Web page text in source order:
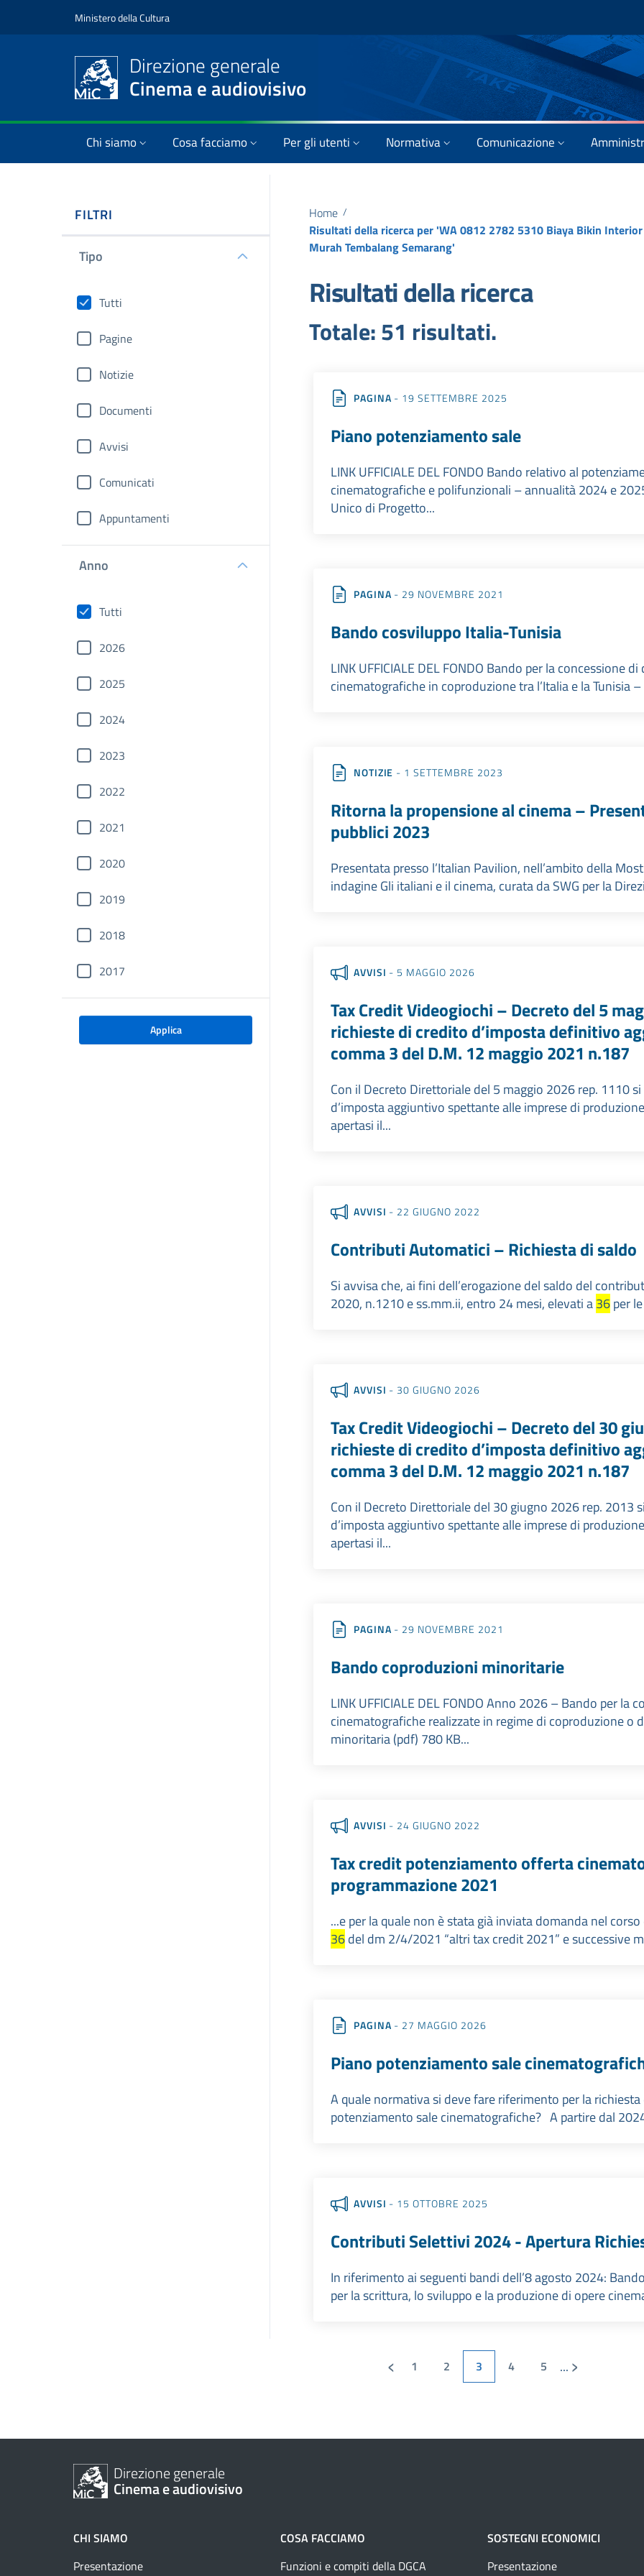
Ministero della Cultura
Direzione generale
Cinema e audiovisivo
Chi siamo Cosa facciamo Per gli utenti Normativa Comunicazione
FILTRI
Tipo
Tutti
Pagine
Notizie
Documenti
Avvisi
Comunicati
Appuntamenti
Anno
Tutti
2026
2025
2024
2023
2022
2021
2020
2019
2018
2017
Applica
Home /
Risultati della ricerca per 'WA 0812 2782 5310 Biaya Bikin
Murah Tembalang Semarang'
Risultati della ricerca
Totale: 51 risultati.
PAGINA - 19 SETTEMBRE 2025
Piano potenziamento sale
LINK UFFICIALE DEL FONDO Bando relativo al
cinematografiche e polifunzionali – annualità 2024 e
Unico di Progetto...
PAGINA - 29 NOVEMBRE 2021
Bando cosviluppo Italia-Tunisia
LINK UFFICIALE DEL FONDO Bando per la concessione
cinematografiche in coproduzione tra l’Italia e la Tunisia
NOTIZIE - 1 SETTEMBRE 2023
Ritorna la propensione al cinema –
pubblici 2023
Presentata presso l’Italian Pavilion, nell’ambito della
indagine Gli italiani e il cinema, curata da SWG per la
AVVISI - 5 MAGGIO 2026
Tax Credit Videogiochi – Decreto del 5
richieste di credito d’imposta definitivo
comma 3 del D.M. 12 maggio 2021 n.187
Con il Decreto Direttoriale del 5 maggio 2026 rep. 1110
d’imposta aggiuntivo spettante alle imprese di
apertasi il...
AVVISI - 22 GIUGNO 2022
Contributi Automatici – Richiesta di saldo
Si avvisa che, ai fini dell’erogazione del saldo del
2020, n.1210 e ss.mm.ii, entro 24 mesi, elevati a36per
AVVISI - 30 GIUGNO 2026
Tax Credit Videogiochi – Decreto del 30
richieste di credito d’imposta definitivo
comma 3 del D.M. 12 maggio 2021 n.187
Con il Decreto Direttoriale del 30 giugno 2026 rep. 2013
d’imposta aggiuntivo spettante alle imprese di
apertasi il...
PAGINA - 29 NOVEMBRE 2021
Bando coproduzioni minoritarie
LINK UFFICIALE DEL FONDO Anno 2026 – Bando per
cinematografiche realizzate in regime di coproduzione o
minoritaria (pdf) 780 KB...
AVVISI - 24 GIUGNO 2022
Tax credit potenziamento offerta
programmazione 2021
...e per la quale non è stata già inviata domanda nel
36del dm 2/4/2021 “altri tax credit 2021” e successive
PAGINA - 27 MAGGIO 2026
Piano potenziamento sale
A quale normativa si deve fare riferimento per la
potenziamento sale cinematografiche? A partire dal
AVVISI - 15 OTTOBRE 2025
Contributi Selettivi 2024 - Apertura
In riferimento ai seguenti bandi dell’8 agosto 2024:
per la scrittura, lo sviluppo e la produzione di opere
‹ 1 2 3 4 5 ... ›
Direzione generale
Cinema e audiovisivo
CHI SIAMO
Presentazione
COSA FACCIAMO
Funzioni e compiti della DGCA
SOSTEGNI ECONOMICI
Presentazione